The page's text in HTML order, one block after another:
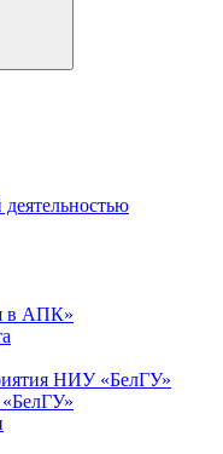
в АПК»
НИУ «БелГУ»